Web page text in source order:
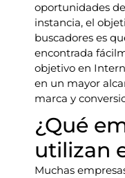
oportunidades
instancia, el
buscadores es
encontrada
objetivo en
en un mayor
marca y
¿Qué
utilizan
Muchas